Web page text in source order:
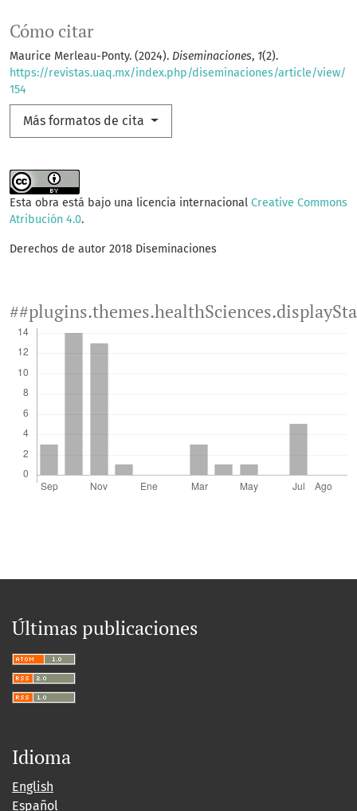
Cómo citar
Maurice Merleau-Ponty. (2024). Diseminaciones, 1(2).
https://revistas.uaq.mx/index.php/diseminaciones/article/view/
154
Más formatos de cita
Esta obra está bajo una licencia internacional Creative Commons
Atribución 4.0.
Derechos de autor 2018 Diseminaciones
Últimas publicaciones
Idioma
English
Español